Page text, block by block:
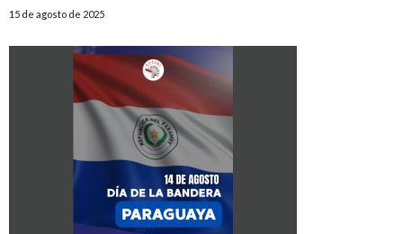
15 de agosto de 2025